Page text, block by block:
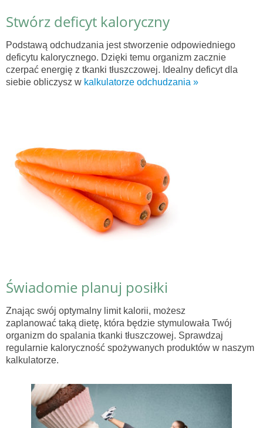
Stwórz deficyt kaloryczny
Podstawą odchudzania jest stworzenie odpowiedniego
deficytu kalorycznego. Dzięki temu organizm zacznie
czerpać energię z tkanki tłuszczowej. Idealny deficyt dla
siebie obliczysz w kalkulatorze odchudzania »
Świadomie planuj posiłki
Znając swój optymalny limit kalorii, możesz
zaplanować taką dietę, która będzie stymulowała Twój
organizm do spalania tkanki tłuszczowej. Sprawdzaj
regularnie kaloryczność spożywanych produktów w naszym
kalkulatorze.